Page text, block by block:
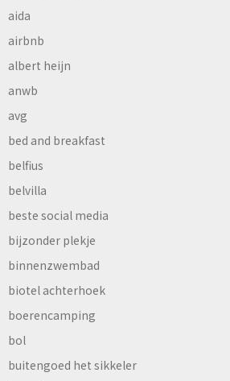
aida
airbnb
albert heijn
anwb
avg
bed and breakfast
belfius
belvilla
beste social media
bijzonder plekje
binnenzwembad
biotel achterhoek
boerencamping
bol
buitengoed het sikkeler